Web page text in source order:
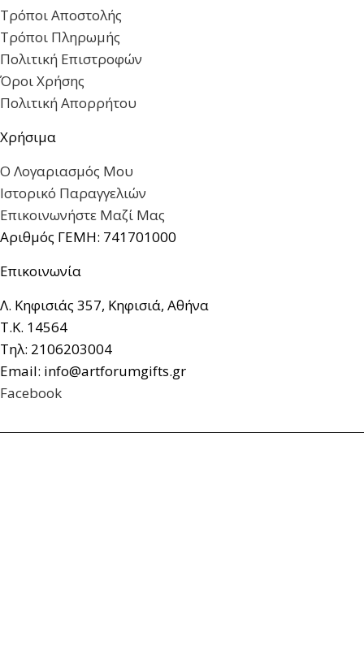
Τρόποι Αποστολής
Τρόποι Πληρωμής
Πολιτική Επιστροφών
Όροι Χρήσης
Πολιτική Απορρήτου
Χρήσιμα
Ο Λογαριασμός Μου
Ιστορικό Παραγγελιών
Επικοινωνήστε Μαζί Μας
Αριθμός ΓΕΜΗ: 741701000
Επικοινωνία
Λ. Κηφισιάς 357, Κηφισιά, Αθήνα
Τ.Κ. 14564
Τηλ: 2106203004
Email: info@artforumgifts.gr
Facebook